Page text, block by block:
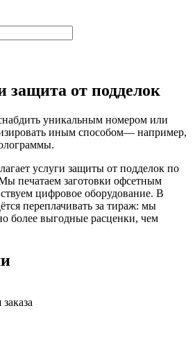
защита от подделок
уникальным номером или
иным способом— например,
услуги защиты от подделок по
печатаем заготовки офсетным
цифровое оборудование. В
переплачивать за тираж: мы
более выгодные расценки, чем